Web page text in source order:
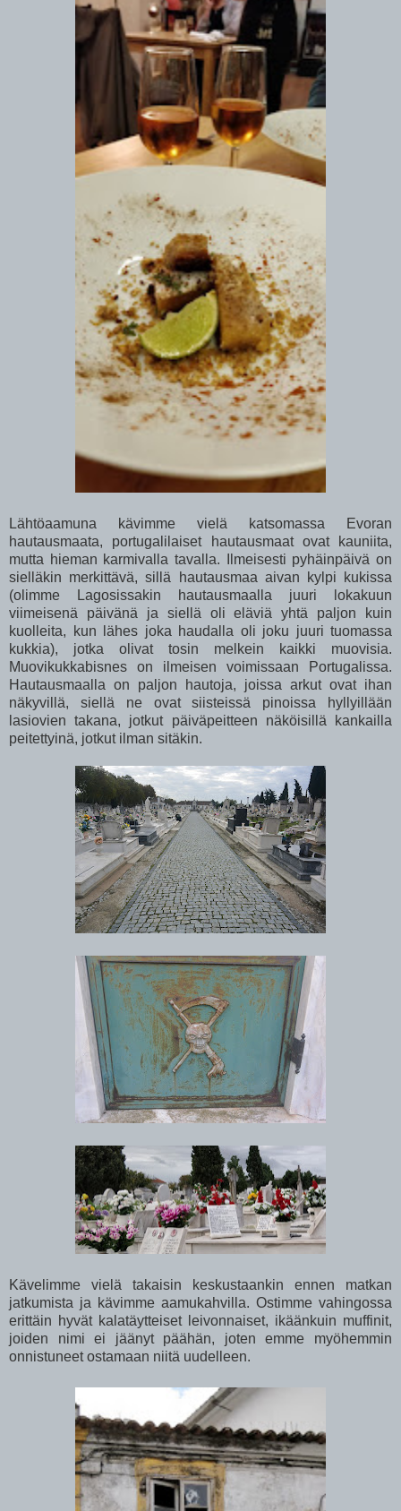
Lähtöaamuna kävimme vielä katsomassa Evoran
hautausmaata, portugalilaiset hautausmaat ovat kauniita,
mutta hieman karmivalla tavalla. Ilmeisesti pyhäinpäivä on
sielläkin merkittävä, sillä hautausmaa aivan kylpi kukissa
(olimme Lagosissakin hautausmaalla juuri lokakuun
viimeisenä päivänä ja siellä oli eläviä yhtä paljon kuin
kuolleita, kun lähes joka haudalla oli joku juuri tuomassa
kukkia), jotka olivat tosin melkein kaikki muovisia.
Muovikukkabisnes on ilmeisen voimissaan Portugalissa.
Hautausmaalla on paljon hautoja, joissa arkut ovat ihan
näkyvillä, siellä ne ovat siisteissä pinoissa hyllyillään
lasiovien takana, jotkut päiväpeitteen näköisillä kankailla
peitettyinä, jotkut ilman sitäkin.
Kävelimme vielä takaisin keskustaankin ennen matkan
jatkumista ja kävimme aamukahvilla. Ostimme vahingossa
erittäin hyvät kalatäytteiset leivonnaiset, ikäänkuin muffinit,
joiden nimi ei jäänyt päähän, joten emme myöhemmin
onnistuneet ostamaan niitä uudelleen.